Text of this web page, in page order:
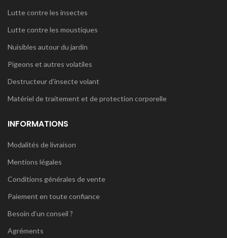
Lutte contre les insectes
Lutte contre les moustiques
Nuisibles autour du jardin
Pigeons et autres volatiles
Destructeur d’insecte volant
Matériel de traitement et de protection corporelle
INFORMATIONS
Modalités de livraison
Mentions légales
Conditions générales de vente
Paiement en toute confiance
Besoin d’un conseil ?
Agréments